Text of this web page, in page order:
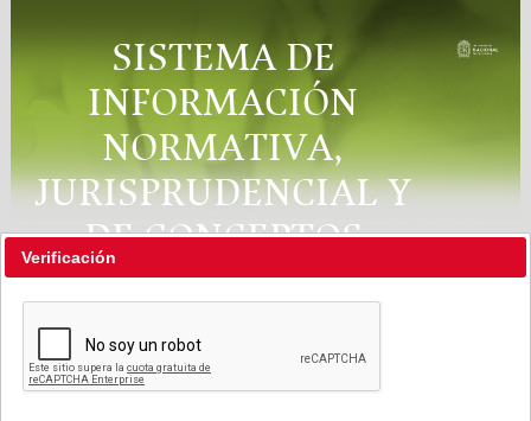
SISTEMA DE
INFORMACIÓN
NORMATIVA,
JURISPRUDENCIAL Y
DE CONCEPTOS
"RÉGIMEN LEGAL"
Verificación